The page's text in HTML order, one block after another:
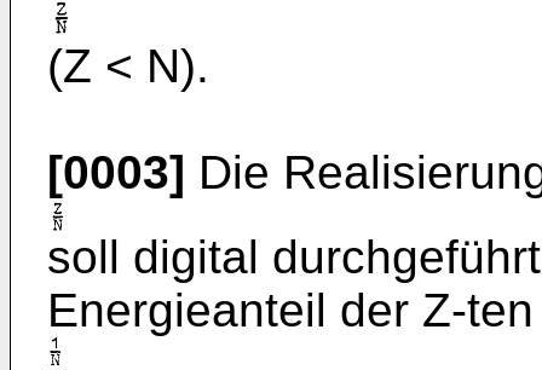
(Z < N).
[0003] Die
soll digital
Energieanteil der Z-